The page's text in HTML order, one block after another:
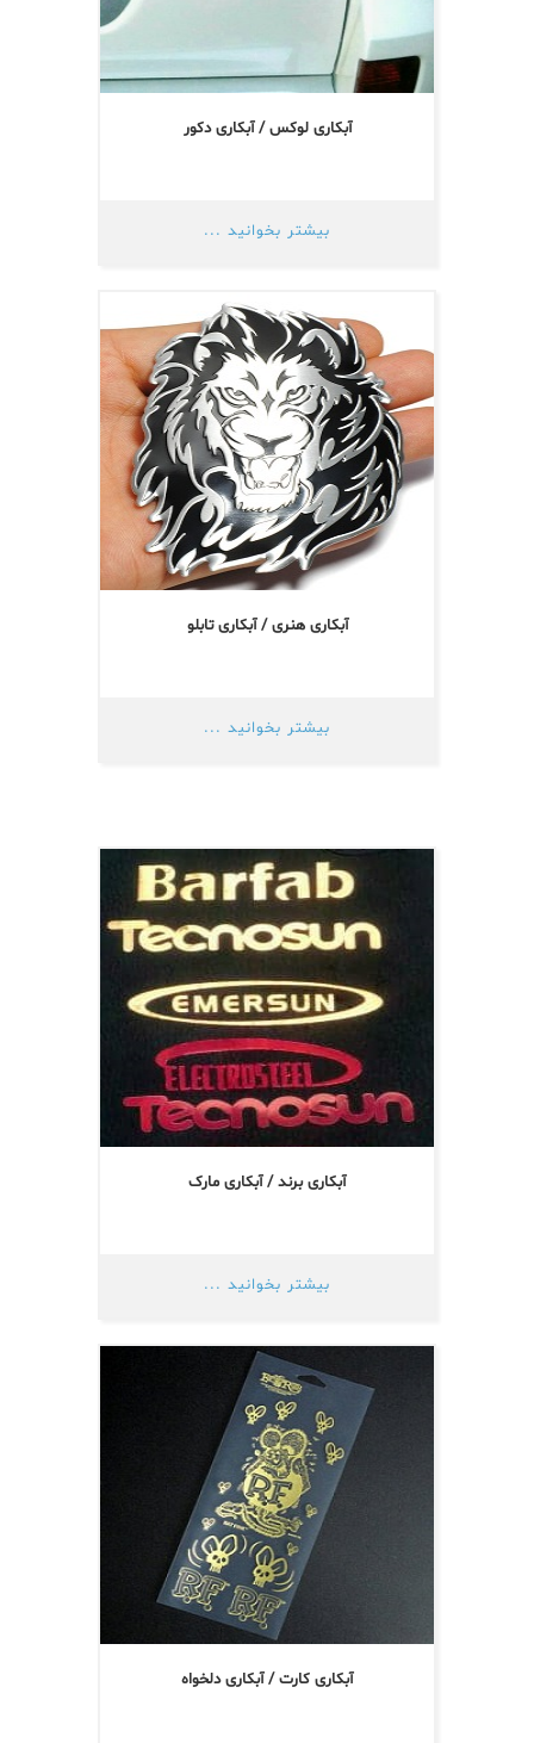
آبکاری لوکس / آبکاری دکور
بیشتر بخوانید ...
آبکاری هنری / آبکاری تابلو
بیشتر بخوانید ...
آبکاری برند / آبکاری مارک
بیشتر بخوانید ...
آبکاری کارت / آبکاری دلخواه